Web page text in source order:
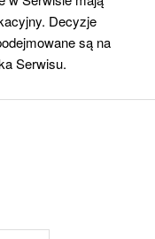
Decyzje
są na
Serwisu.